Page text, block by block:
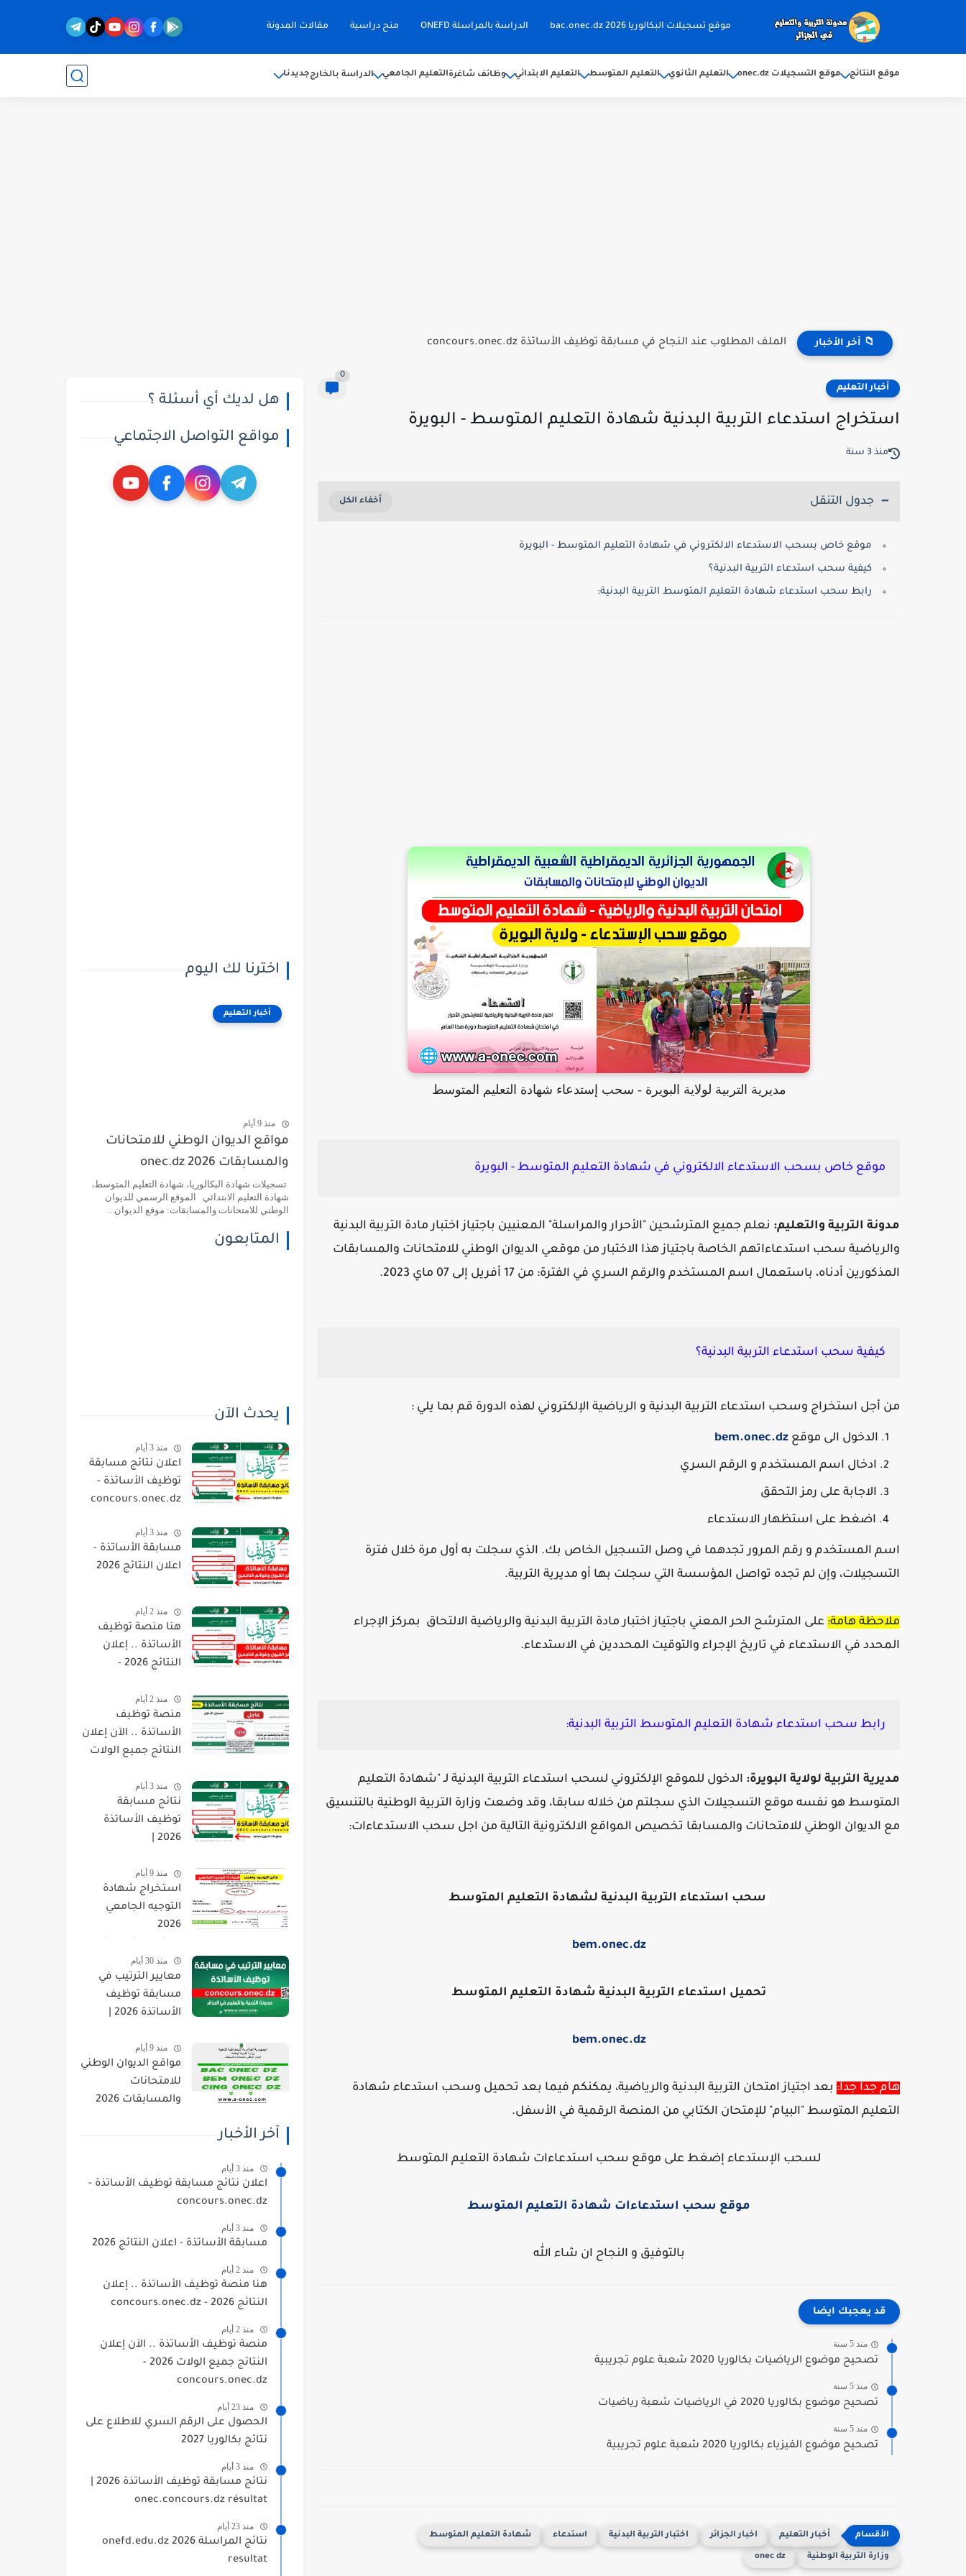
موقع تسجيلات البكالوريا 2026 bac.onec.dz الدراسة بالمراسلة ONEFD منح دراسية مقالات المدونة
موقع النتائج موقع التسجيلات onec.dz التعليم الثانوي التعليم المتوسط التعليم الابتدائي وظائف شاغرةالتعليم الجامعي الدراسة بالخارججديدنا
📁 آخر الأخبار الملف المطلوب عند النجاح في مسابقة توظيف الأساتذة concours.onec.dz
أخبار التعليم
0
استخراج استدعاء التربية البدنية شهادة التعليم المتوسط - البويرة
منذ 3 سنة
جدول التنقل
موقع خاص بسحب الاستدعاء الالكتروني في شهادة التعليم المتوسط - البويرة
كيفية سحب استدعاء التربية البدنية؟
رابط سحب استدعاء شهادة التعليم المتوسط التربية البدنية:
مديرية التربية لولاية البويرة - سحب إستدعاء شهادة التعليم المتوسط
موقع خاص بسحب الاستدعاء الالكتروني في شهادة التعليم المتوسط - البويرة
مدونة التربية والتعليم: نعلم جميع المترشحين "الأحرار والمراسلة" المعنيين باجتياز اختبار مادة التربية البدنية
والرياضية سحب استدعاءاتهم الخاصة باجتياز هذا الاختبار من موقعي الديوان الوطني للامتحانات والمسابقات
المذكورين أدناه، باستعمال اسم المستخدم والرقم السري في الفترة: من 17 أفريل إلى 07 ماي 2023.
كيفية سحب استدعاء التربية البدنية؟
من أجل استخراج وسحب استدعاء التربية البدنية و الرياضية الإلكتروني لهذه الدورة قم بما يلي :
الدخول الى موقع bem.onec.dz
ادخال اسم المستخدم و الرقم السري
الاجابة على رمز التحقق
اضغط على استظهار الاستدعاء
اسم المستخدم و رقم المرور تجدهما في وصل التسجيل الخاص بك. الذي سجلت به أول مرة خلال فترة
التسجيلات، وإن لم تجده تواصل المؤسسة التي سجلت بها أو مديرية التربية.
ملاحظة هامة: على المترشح الحر المعني باجتياز اختبار مادة التربية البدنية والرياضية الالتحاق بمركز الإجراء
المحدد في الاستدعاء في تاريخ الإجراء والتوقيت المحددين في الاستدعاء.
رابط سحب استدعاء شهادة التعليم المتوسط التربية البدنية:
مديرية التربية لولاية البويرة: الدخول للموقع الإلكتروني لسحب استدعاء التربية البدنية لـ "شهادة التعليم
المتوسط هو نفسه موقع التسجيلات الذي سجلتم من خلاله سابقا، وقد وضعت وزارة التربية الوطنية بالتنسيق
مع الديوان الوطني للامتحانات والمسابقا تخصيص المواقع الالكترونية التالية من اجل سحب الاستدعاءات:
سحب استدعاء التربية البدنية لشهادة التعليم المتوسط
bem.onec.dz
تحميل استدعاء التربية البدنية شهادة التعليم المتوسط
bem.onec.dz
هام جدا جدا: بعد اجتياز امتحان التربية البدنية والرياضية، يمكنكم فيما بعد تحميل وسحب استدعاء شهادة
التعليم المتوسط "البيام" للإمتحان الكتابي من المنصة الرقمية في الأسفل.
لسحب الإستدعاء إضغط على موقع سحب استدعاءات شهادة التعليم المتوسط
موقع سحب استدعاءات شهادة التعليم المتوسط
بالتوفيق و النجاح ان شاء الله
قد يعجبك ايضا
منذ 5 سنة
تصحيح موضوع الرياضيات بكالوريا 2020 شعبة علوم تجريبية
منذ 5 سنة
تصحيح موضوع بكالوريا 2020 في الرياضيات شعبة رياضيات
منذ 5 سنة
تصحيح موضوع الفيزياء بكالوريا 2020 شعبة علوم تجريبية
أخبار التعليم اخبار الجزائر اختبار التربية البدنية استدعاء شهادة التعليم المتوسط
وزارة التربية الوطنية onec dz
هل لديك أي أسئلة ؟
مواقع التواصل الاجتماعي
اخترنا لك اليوم
أخبار التعليم
منذ 9 أيام
مواقع الديوان الوطني للامتحانات
والمسابقات 2026 onec.dz
تسجيلات شهادة البكالوريا، شهادة التعليم المتوسط،
شهادة التعليم الابتدائي الموقع الرسمي للديوان
الوطني للامتحانات والمسابقات: موقع الديوان...
المتابعون
يحدث الآن
منذ 3 أيام
اعلان نتائج مسابقة
توظيف الأساتذة -
concours.onec.dz
منذ 3 أيام
مسابقة الأساتذة -
اعلان النتائج 2026
منذ 2 أيام
هنا منصة توظيف
الأساتذة .. إعلان
النتائج 2026 -
منذ 2 أيام
منصة توظيف
الأساتذة .. الآن إعلان
النتائج جميع الولات
concours.onec.dz
منذ 3 أيام
نتائج مسابقة
توظيف الأساتذة
résultat
منذ 9 أيام
استخراج شهادة
التوجيه الجامعي
2026
منذ 30 أيام
معايير الترتيب في
مسابقة توظيف
منذ 9 أيام
مواقع الديوان الوطني
للامتحانات
والمسابقات 2026
آخر الأخبار
منذ 3 أيام
اعلان نتائج مسابقة توظيف الأساتذة -
concours.onec.dz
منذ 3 أيام
مسابقة الأساتذة - اعلان النتائج 2026
منذ 2 أيام
هنا منصة توظيف الأساتذة .. إعلان
النتائج 2026 - concours.onec.dz
منذ 2 أيام
منصة توظيف الأساتذة .. الآن إعلان
النتائج جميع الولات 2026 -
concours.onec.dz
منذ 23 أيام
الحصول على الرقم السري للاطلاع على
نتائج بكالوريا 2027
منذ 3 أيام
onec.concours.dz résultat
منذ 23 أيام
نتائج المراسلة 2026 onefd.edu.dz
resultat